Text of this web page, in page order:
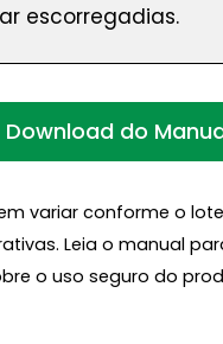
escorregadias.
Download do
variar conforme o
Leia o manual
o uso seguro do